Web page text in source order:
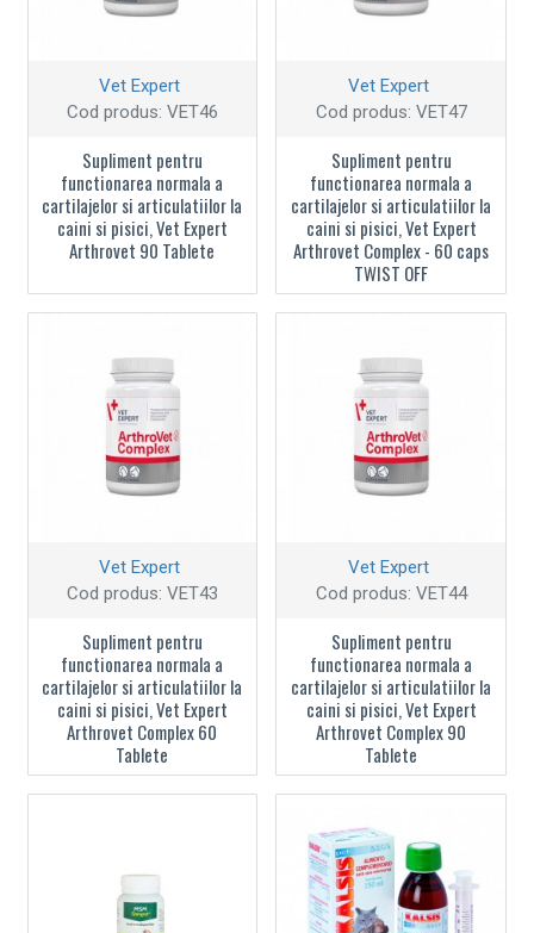
Vet Expert
Cod produs: VET46
Supliment pentru
functionarea normala a
cartilajelor si articulatiilor la
caini si pisici, Vet Expert
Arthrovet 90 Tablete
Vet Expert
Cod produs: VET47
Supliment pentru
functionarea normala a
cartilajelor si articulatiilor la
caini si pisici, Vet Expert
Arthrovet Complex - 60 caps
TWIST OFF
Vet Expert
Cod produs: VET43
Supliment pentru
functionarea normala a
cartilajelor si articulatiilor la
caini si pisici, Vet Expert
Arthrovet Complex 60
Tablete
Vet Expert
Cod produs: VET44
Supliment pentru
functionarea normala a
cartilajelor si articulatiilor la
caini si pisici, Vet Expert
Arthrovet Complex 90
Tablete